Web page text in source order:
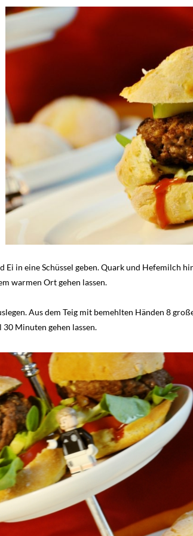
Ei in eine Schüssel geben. Quark und Hefemilch
warmen Ort gehen lassen.
Aus dem Teig mit bemehlten Händen 8
Minuten gehen lassen.